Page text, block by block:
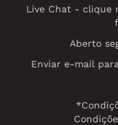
Live Chat - clique
Aberto
Enviar e-mail